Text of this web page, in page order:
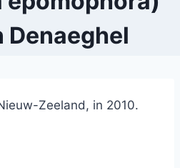
Denaeghel
Zeeland, in 2010.